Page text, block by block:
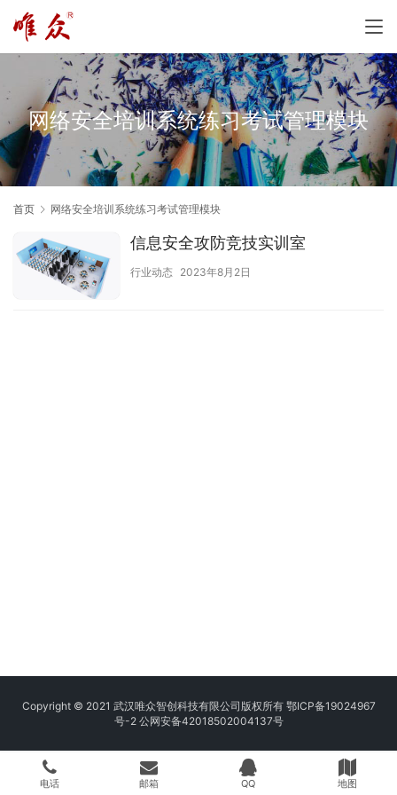
网络安全培训系统练习考试管理模块
首页 网络安全培训系统练习考试管理模块
信息安全攻防竞技实训室
行业动态 2023年8月2日
Copyright © 2021 武汉唯众智创科技有限公司版权所有 鄂ICP备19024967
号-2 公网安备42018502004137号
电话 邮箱 QQ 地图